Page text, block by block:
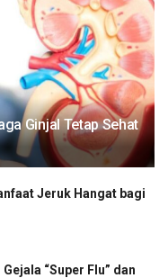
Ginjal Tetap Sehat
Jeruk Hangat bagi
“Super Flu” dan